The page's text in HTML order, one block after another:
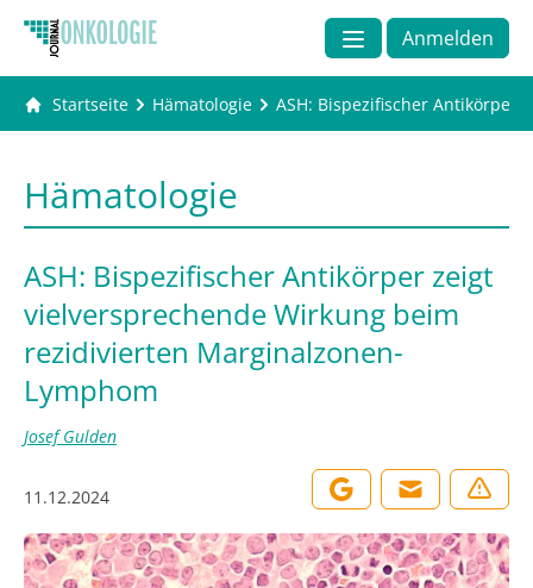
Anmelden
Startseite Hämatologie ASH: Bispezifischer Antikörper
Hämatologie
ASH: Bispezifischer Antikörper zeigt
vielversprechende Wirkung beim
rezidivierten Marginalzonen-
Lymphom
Josef Gulden
11.12.2024